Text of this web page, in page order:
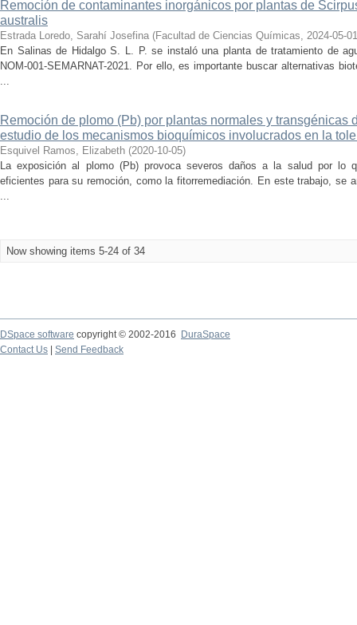
Remoción de contaminantes inorgánicos por plantas de
australis
Estrada Loredo, Sarahí Josefina (Facultad de Ciencias Químicas, 2024-05-01
En Salinas de Hidalgo S. L. P. se instaló una planta de tratamiento de
NOM-001-SEMARNAT-2021. Por ello, es importante buscar alternativas
...
Remoción de plomo (Pb) por plantas normales y transgénicas
estudio de los mecanismos bioquímicos involucrados en la
Esquivel Ramos, Elizabeth (2020-10-05)
La exposición al plomo (Pb) provoca severos daños a la salud por lo
eficientes para su remoción, como la fitorremediación. En este trabajo, se
...
Now showing items 5-24 of 34
DSpace software copyright © 2002-2016
DuraSpace
Contact Us
Send Feedback